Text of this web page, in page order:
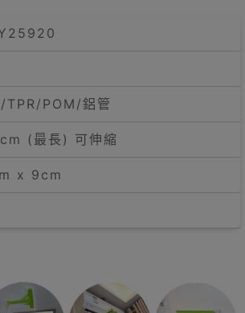
TPR/POM/鋁管
(最長) 可伸縮
x 9cm